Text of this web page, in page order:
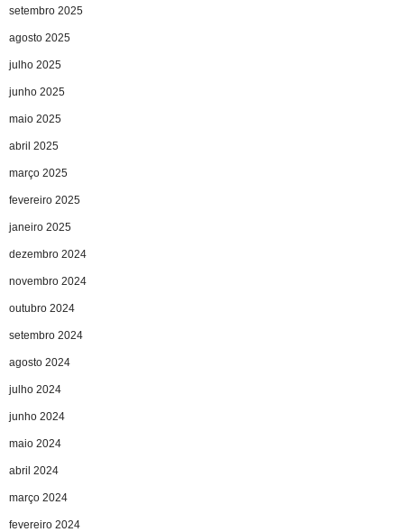
setembro 2025
agosto 2025
julho 2025
junho 2025
maio 2025
abril 2025
março 2025
fevereiro 2025
janeiro 2025
dezembro 2024
novembro 2024
outubro 2024
setembro 2024
agosto 2024
julho 2024
junho 2024
maio 2024
abril 2024
março 2024
fevereiro 2024